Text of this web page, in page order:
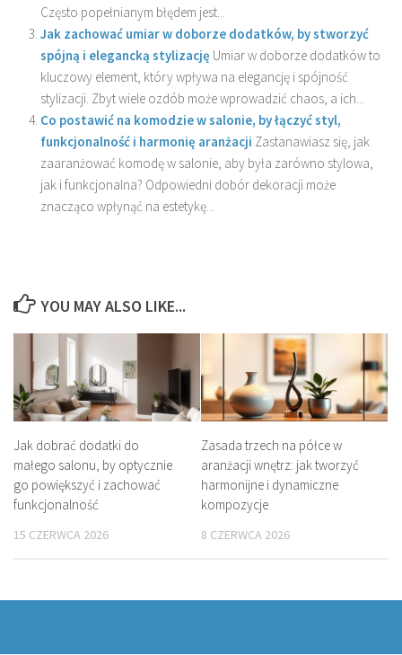
Często popełnianym błędem jest...
Jak zachować umiar w doborze dodatków, by stworzyć
spójną i elegancką stylizację Umiar w doborze dodatków to
kluczowy element, który wpływa na elegancję i spójność
stylizacji. Zbyt wiele ozdób może wprowadzić chaos, a ich...
Co postawić na komodzie w salonie, by łączyć styl,
funkcjonalność i harmonię aranżacji Zastanawiasz się, jak
zaaranżować komodę w salonie, aby była zarówno stylowa,
jak i funkcjonalna? Odpowiedni dobór dekoracji może
znacząco wpłynąć na estetykę...
YOU MAY ALSO LIKE...
Jak dobrać dodatki do
małego salonu, by optycznie
go powiększyć i zachować
funkcjonalność
15 CZERWCA 2026
Zasada trzech na półce w
aranżacji wnętrz: jak tworzyć
harmonijne i dynamiczne
kompozycje
8 CZERWCA 2026